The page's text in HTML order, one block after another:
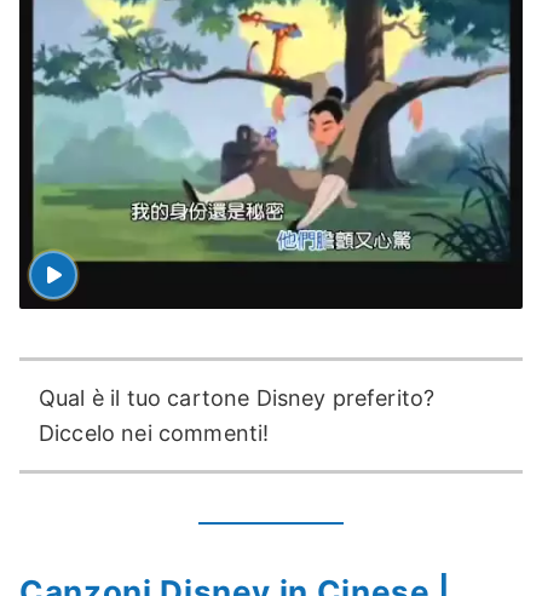
Qual è il tuo cartone Disney preferito?
Diccelo nei commenti!